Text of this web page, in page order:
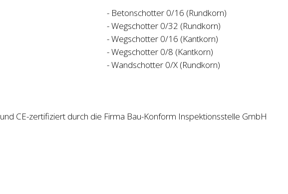
- Betonschotter 0/16 (Rundkorn)
- Wegschotter 0/32 (Rundkorn)
- Wegschotter 0/16 (Kantkorn)
- Wegschotter 0/8 (Kantkorn)
- Wandschotter 0/X (Rundkorn)
und CE-zertifiziert durch die Firma Bau-Konform Inspektionsstelle GmbH